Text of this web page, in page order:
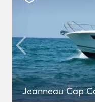
Jeanneau Cap